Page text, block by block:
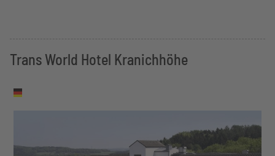
Trans World Hotel Kranichhöhe